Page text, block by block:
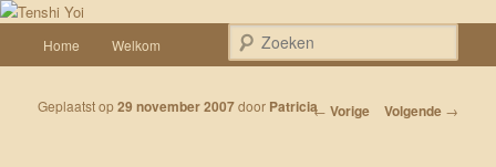
Spring naar de primaire inhoud
Tenshi Yoi
Een weblog over onze Shiba’s (Keiko, Rontu, Miyuki, Tatsu en Yumi)
Home Welkom
Bericht navigatie
← Vorige Volgende →
Geplaatst op29 november 2007door Patricia